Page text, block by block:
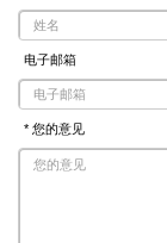
电子邮箱
* 您的意见